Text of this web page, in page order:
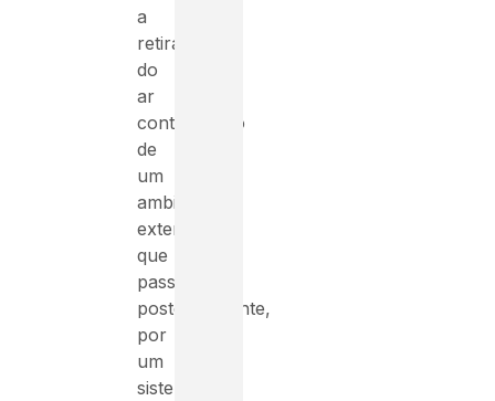
a
retirada
do
ar
contaminado
de
um
ambiente
externo,
que
passa,
posteriormente,
por
um
sistema